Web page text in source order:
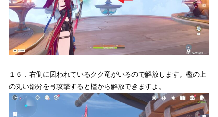
１６．右側に囚われているクク竜がいるので解放します。檻の上
の丸い部分を弓攻撃すると檻から解放できますよ。